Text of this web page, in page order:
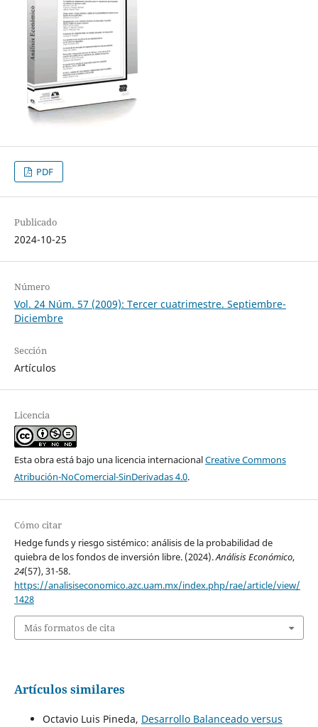
PDF
Publicado
2024-10-25
Número
Vol. 24 Núm. 57 (2009): Tercer cuatrimestre. Septiembre-
Diciembre
Sección
Artículos
Licencia
Esta obra está bajo una licencia internacionalCreative Commons
Atribución-NoComercial-SinDerivadas 4.0.
Cómo citar
Hedge funds y riesgo sistémico: análisis de la probabilidad de
quiebra de los fondos de inversión libre. (2024).Análisis Económico,
24(57), 31-58.
https://analisiseconomico.azc.uam.mx/index.php/rae/article/view/
1428
Más formatos de cita
Artículos similares
Octavio Luis Pineda, Desarrollo Balanceado versus